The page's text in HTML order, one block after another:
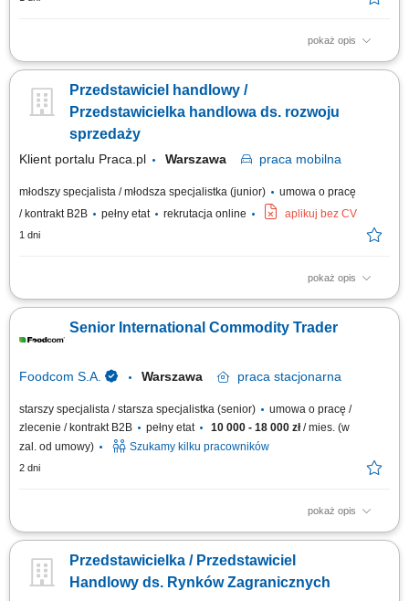
pokaż opis
Zakres obowiązków: Nawiązywanie i pielęgnowanie relacji handlowych
od zapytania po realizację. Poszukiwanie nowych źródeł zbytu i analiza
trendów rynkowych. Ścisła współpraca z działem administracji i logistyki
Przedstawiciel handlowy /
Przedstawicielka handlowa ds. rozwoju
sprzedaży
Klient portalu Praca.pl Warszawa praca mobilna
młodszy specjalista / młodsza specjalistka (junior)
umowa o pracę
/ kontrakt B2B
pełny etat rekrutacja online aplikuj bez CV
1 dni
pokaż opis
Aktywne pozyskiwanie nowych klientów w regionie województwa
produktów. Utrzymywanie trwałych relacji z klientami i bieżąca obsługa
Senior International Commodity Trader
Foodcom S.A. Warszawa praca stacjonarna
starszy specjalista / starsza specjalistka (senior)
umowa o pracę /
zlecenie / kontrakt B2B
pełny etat 10 000 - 18 000 zł/ mies. (w
zal. od umowy)
Szukamy kilku pracowników
2 dni
pokaż opis
Obowiązki: Nawiązywanie relacji biznesowych z Klientami B2B na
paszowych/spożywczych/chemii przemysłowej/FMCG Klientom
specjalizującym się w branży produkcyjnej; Samodzielne prowadzenie
Przedstawicielka / Przedstawiciel
Handlowy ds. Rynków Zagranicznych